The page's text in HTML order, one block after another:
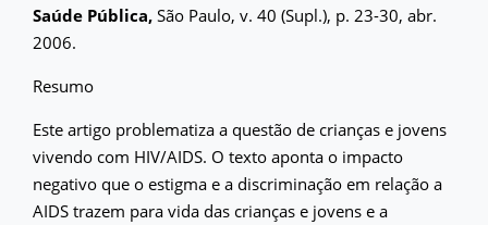
Saúde Pública, São Paulo, v. 40 (Supl.), p. 23-30, abr.
2006.
Resumo
Este artigo problematiza a questão de crianças e jovens
vivendo com HIV/AIDS. O texto aponta o impacto
negativo que o estigma e a discriminação em relação a
AIDS trazem para vida das crianças e jovens e a